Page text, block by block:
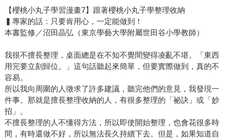
【櫻桃小丸子學習漫畫7】跟著櫻桃小丸子學整理收納
▍專家的話：只要肯用心，一定能做到！
本書監修／沼田晶弘（東京學藝大學附屬世田谷小學教師）
我很不擅長整理，桌面總是在不知不覺間變得凌亂不堪。「東西
用完要立刻歸位。」這句話聽起來簡單，但要實際做到，真的不
容易。
所以我向周圍的人徵求了許多建議，聽完他們的意見，我發現一
件事。那就是擅長整理收納的人，有很多整理的「祕訣」或「妙
招」。
不擅長整理的人不懂得方法，所以即使開始整理，也會花很多時
間，有時還做不好，所以無法長久持續下去。但是，如果知道自